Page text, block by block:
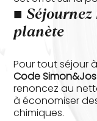
■
planète
Pour tout séjour
Code
renoncez au
à économiser
chimiques.